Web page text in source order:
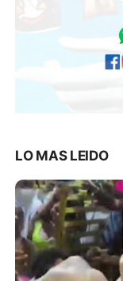
LO MAS LEIDO